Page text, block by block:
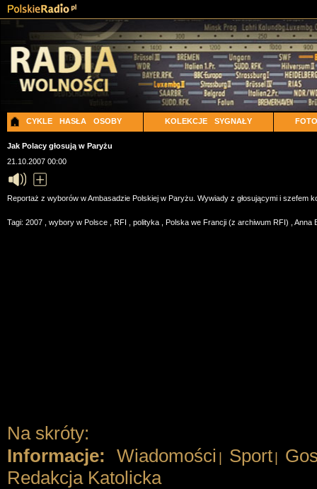
CYKLE HASŁA OSOBY KOLEKCJE SYGNAŁY FOTO
Jak Polacy głosują w Paryżu
21.10.2007 00:00
Reportaż z wyborów w Ambasadzie Polskiej w Paryżu. Wywiady z głosującymi i szefem
Tagi: 2007 wybory w Polsce RFI polityka Polska we Francji (z archiwum RFI) Anna
Na skróty:
Informacje: Wiadomości Sport
Redakcja Katolicka